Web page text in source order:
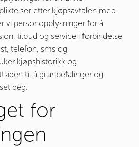
etter kjøpsavtalen med
vi personopplysninger for å
tilbud og service i forbindelse
telefon, sms og
kjøpshistorikk og
til å gi anbefalinger og
deg.
for